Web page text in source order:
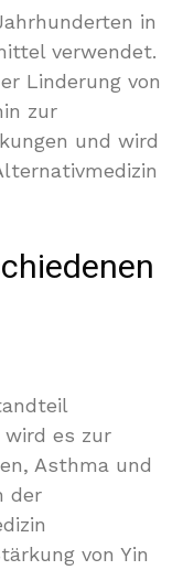
in
verwendet.
Linderung von
zur
und wird
wird es zur
Asthma und
der
von Yin